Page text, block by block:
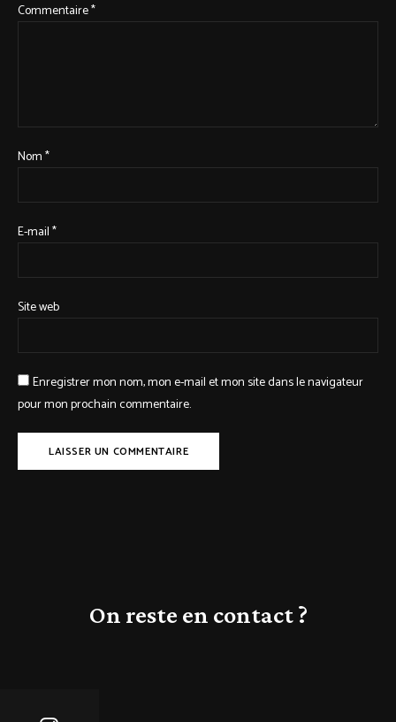
Commentaire*
Nom*
E-mail*
Site web
Enregistrer mon nom, mon e-mail et mon site dans le navigateur
pour mon prochain commentaire.
On reste en contact ?